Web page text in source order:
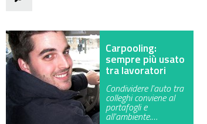
Carpooling:
sempre più usato
tra lavoratori
Condividere l'auto tra
colleghi conviene al
portafogli e
all'ambiente.…